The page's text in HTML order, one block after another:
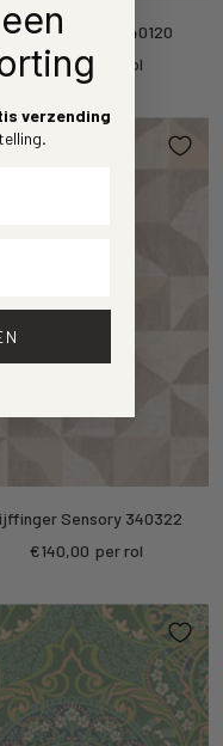
Eijffinger Gilded 340120
Kortings
€120,00 per rol
Sensory 340322
Kortings
€140,00 per rol
verzending
.